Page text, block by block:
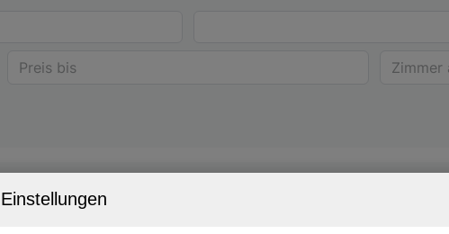
mit Balkon und ruhiger Dachterrasse in